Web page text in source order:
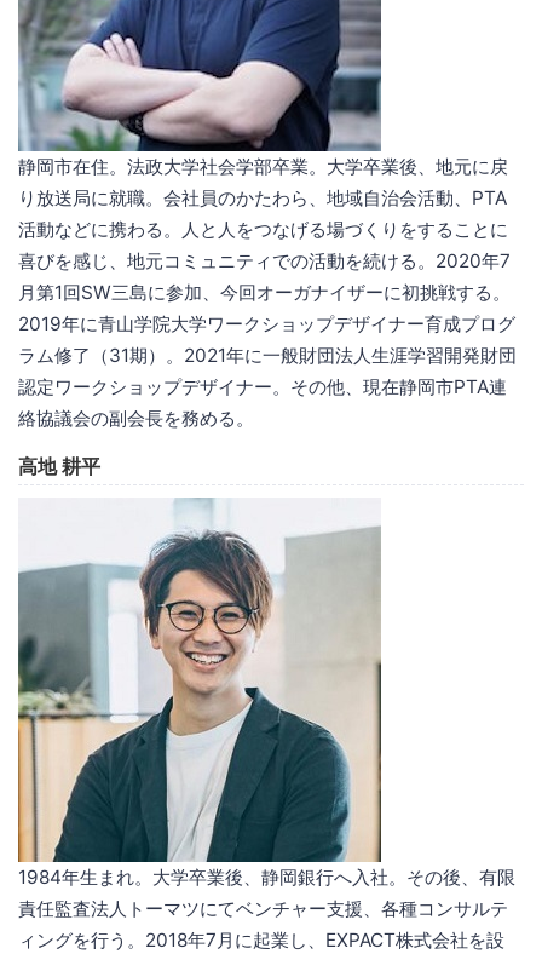
静岡市在住。法政大学社会学部卒業。大学卒業後、地元に戻
り放送局に就職。会社員のかたわら、地域自治会活動、PTA
活動などに携わる。人と人をつなげる場づくりをすることに
喜びを感じ、地元コミュニティでの活動を続ける。2020年7
月第1回SW三島に参加、今回オーガナイザーに初挑戦する。
2019年に青山学院大学ワークショップデザイナー育成プログ
ラム修了（31期）。2021年に一般財団法人生涯学習開発財団
認定ワークショップデザイナー。その他、現在静岡市PTA連
絡協議会の副会長を務める。
高地 耕平
1984年生まれ。大学卒業後、静岡銀行へ入社。その後、有限
責任監査法人トーマツにてベンチャー支援、各種コンサルテ
ィングを行う。2018年7月に起業し、EXPACT株式会社を設